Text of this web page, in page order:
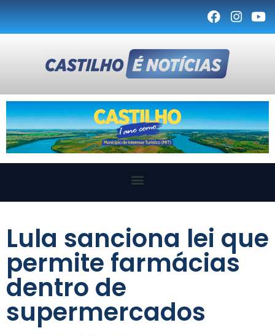
Lula sanciona lei que
permite farmácias
dentro de
supermercados